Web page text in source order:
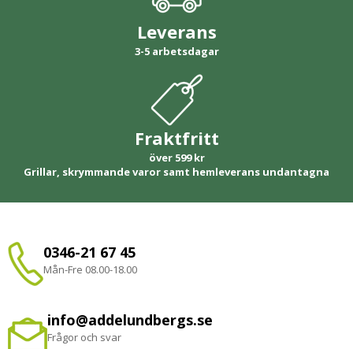
Leverans
3-5 arbetsdagar
Fraktfritt
över 599 kr
Grillar, skrymmande varor samt hemleverans undantagna
0346-21 67 45
Mån-Fre 08.00-18.00
info@addelundbergs.se
Frågor och svar